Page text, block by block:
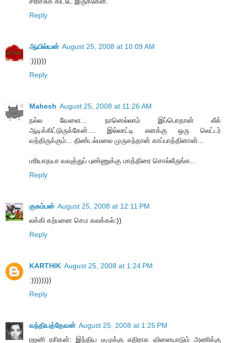
Reply
ஆயில்யன் August 25, 2008 at 10:09 AM
:))))))
Reply
Mahesh August 25, 2008 at 11:26 AM
நல்ல வேளை... நானெல்லாம் இப்பொதான் லீக்
ஆடிக்கிட்டுருக்கேன்.... இல்லாட்டி எனக்கு ஒரு லெட்டர்
வந்திருக்கும்... திண்டல்மலை முருகந்தான் காப்பாத்தினான்...
மரியாதயா வவுத்துப் புண்ணுக்கு மாத்திரை சொல்லீருங்க...
Reply
குசும்பன் August 25, 2008 at 12:11 PM
லக்கி கற்பனை செம கலக்கல்:))
Reply
KARTHIK August 25, 2008 at 1:24 PM
:))))))))
Reply
வந்தியத்தேவன் August 25, 2008 at 1:25 PM
ரஜனி ரசிகன்: இந்திய டீமுக்கு எதிராக விளையாடும் அணிக்கு